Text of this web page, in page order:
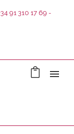
91 310 17 69 -